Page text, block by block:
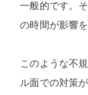
一般的です。
の時間が影響
このような不
ル面での対策